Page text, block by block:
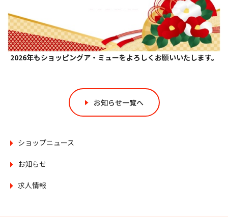
2026年もショッピングア・ミューをよろしくお願いいたします。
お知らせ一覧へ
ショップニュース
お知らせ
求人情報